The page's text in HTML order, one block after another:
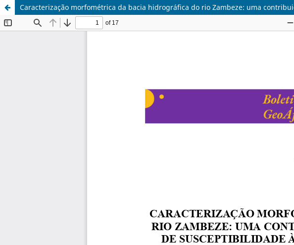
Caracterização morfométrica da bacia hidrográfica do rio Zambeze: uma